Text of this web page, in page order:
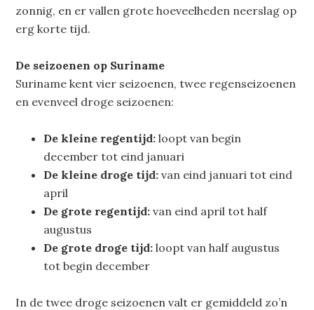
zonnig, en er vallen grote hoeveelheden neerslag op
erg korte tijd.
De seizoenen op Suriname
Suriname kent vier seizoenen, twee regenseizoenen
en evenveel droge seizoenen:
De kleine regentijd: loopt van begin
december tot eind januari
De kleine droge tijd: van eind januari tot eind
april
De grote regentijd: van eind april tot half
augustus
De grote droge tijd: loopt van half augustus
tot begin december
In de twee droge seizoenen valt er gemiddeld zo’n